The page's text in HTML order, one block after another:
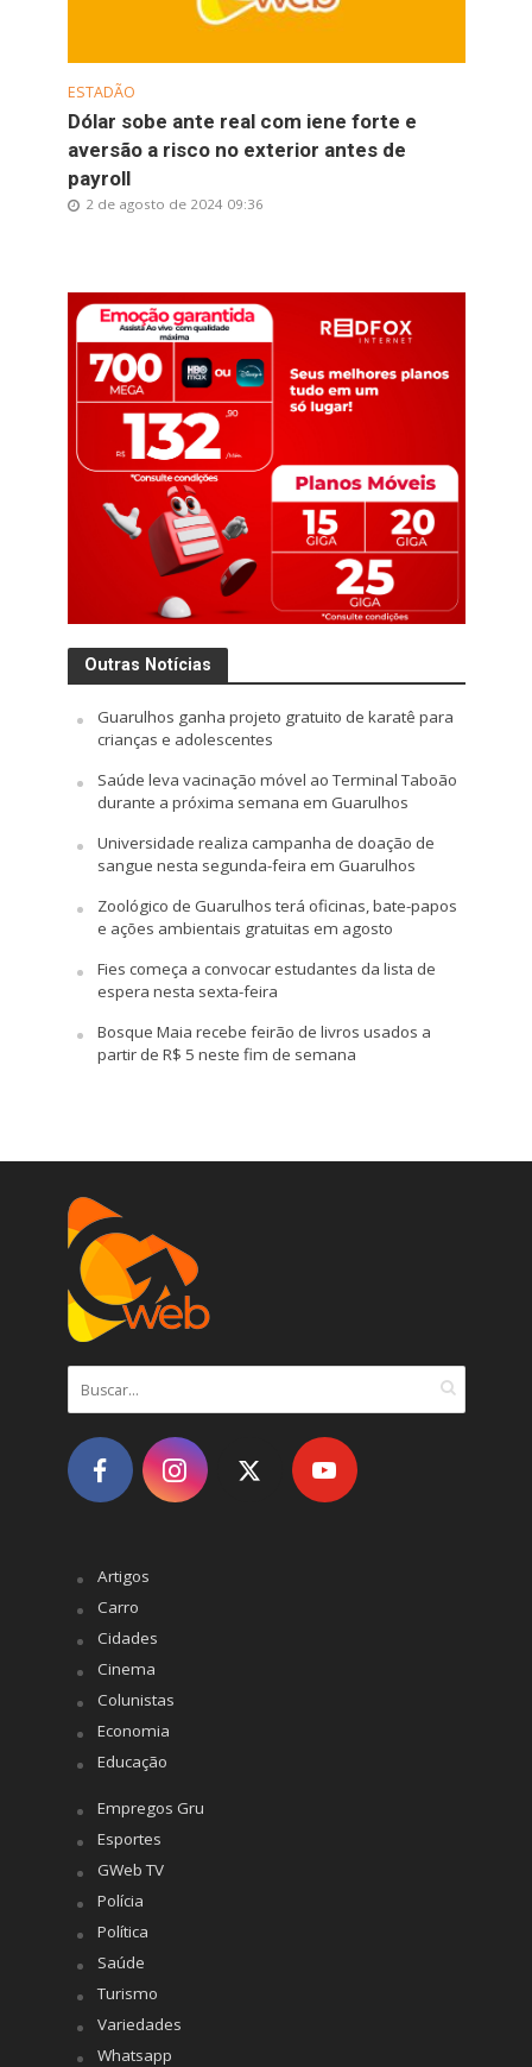
ESTADÃO
Dólar sobe ante real com iene forte e
aversão a risco no exterior antes de
payroll
2 de agosto de 2024 09:36
Outras Notícias
Guarulhos ganha projeto gratuito de karatê para
crianças e adolescentes
Saúde leva vacinação móvel ao Terminal Taboão
durante a próxima semana em Guarulhos
Universidade realiza campanha de doação de
sangue nesta segunda-feira em Guarulhos
Zoológico de Guarulhos terá oficinas, bate-papos
e ações ambientais gratuitas em agosto
Fies começa a convocar estudantes da lista de
espera nesta sexta-feira
Bosque Maia recebe feirão de livros usados a
partir de R$ 5 neste fim de semana
Artigos
Carro
Cidades
Cinema
Colunistas
Economia
Educação
Empregos Gru
Esportes
GWeb TV
Polícia
Política
Saúde
Turismo
Variedades
Whatsapp